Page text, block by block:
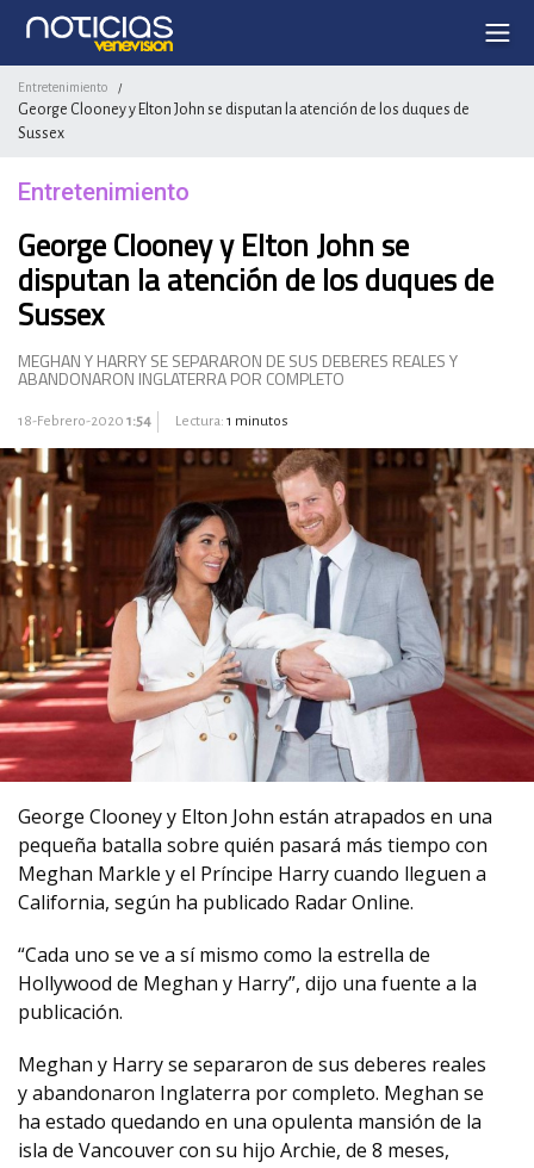
Entretenimiento /
George Clooney y Elton John se disputan la atención de los duques de
Sussex
Entretenimiento
George Clooney y Elton John se
disputan la atención de los duques de
Sussex
MEGHAN Y HARRY SE SEPARARON DE SUS DEBERES REALES Y
ABANDONARON INGLATERRA POR COMPLETO
18-Febrero-2020 1:54 Lectura: 1 minutos
George Clooney y Elton John están atrapados en una
pequeña batalla sobre quién pasará más tiempo con
Meghan Markle y el Príncipe Harry cuando lleguen a
California, según ha publicado Radar Online.
“Cada uno se ve a sí mismo como la estrella de
Hollywood de Meghan y Harry”, dijo una fuente a la
publicación.
Meghan y Harry se separaron de sus deberes reales
y abandonaron Inglaterra por completo. Meghan se
ha estado quedando en una opulenta mansión de la
isla de Vancouver con su hijo Archie, de 8 meses,